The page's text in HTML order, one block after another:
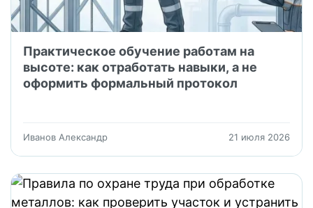
Практическое обучение работам на
высоте: как отработать навыки, а не
оформить формальный протокол
Иванов Александр 21 июля 2026